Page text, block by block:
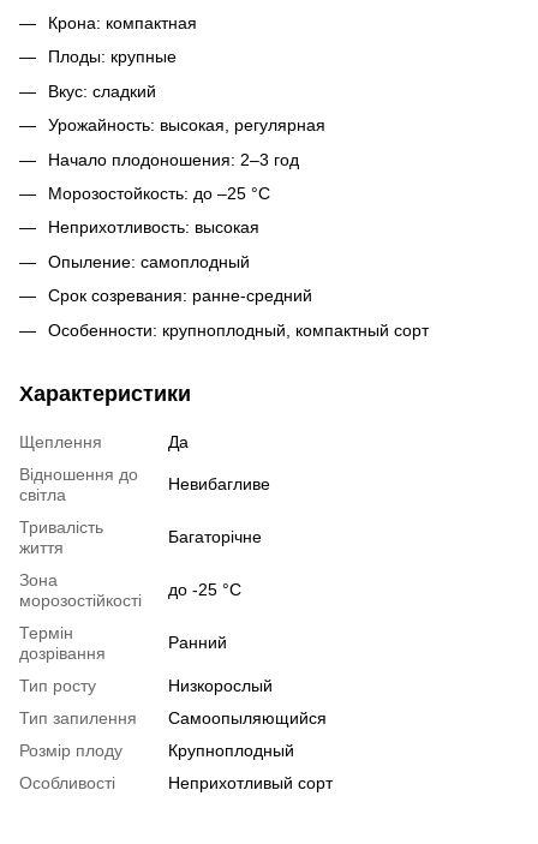
Крона: компактная
Плоды: крупные
Вкус: сладкий
Урожайность: высокая, регулярная
Начало плодоношения: 2–3 год
Морозостойкость: до –25 °C
Неприхотливость: высокая
Опыление: самоплодный
Срок созревания: ранне-средний
Особенности: крупноплодный, компактный сорт
Характеристики
Щеплення
Да
Відношення до
світла
Невибагливе
Тривалість
життя
Багаторічне
Зона
морозостійкості
до -25 °C
Термін
дозрівання
Ранний
Тип росту
Низкорослый
Тип запилення
Самоопыляющийся
Розмір плоду
Крупноплодный
Особливості
Неприхотливый сорт